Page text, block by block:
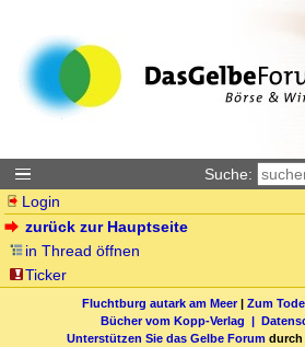
Suche:
Login
zurück zur Hauptseite
in Thread öffnen
Ticker
Fluchtburg autark am Meer| Zum
Bücher vom Kopp-Verlag |
Unterstützen Sie das Gelbe Forum durch